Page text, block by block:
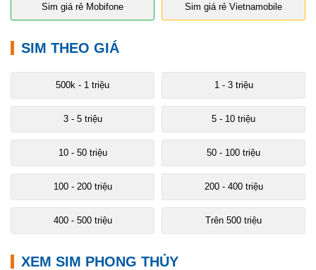
Sim giá rẻ Mobifone Sim giá rẻ Vietnamobile
SIM THEO GIÁ
500k - 1 triệu 1 - 3 triệu
3 - 5 triệu 5 - 10 triệu
10 - 50 triệu 50 - 100 triệu
100 - 200 triệu 200 - 400 triệu
400 - 500 triệu Trên 500 triệu
XEM SIM PHONG THỦY